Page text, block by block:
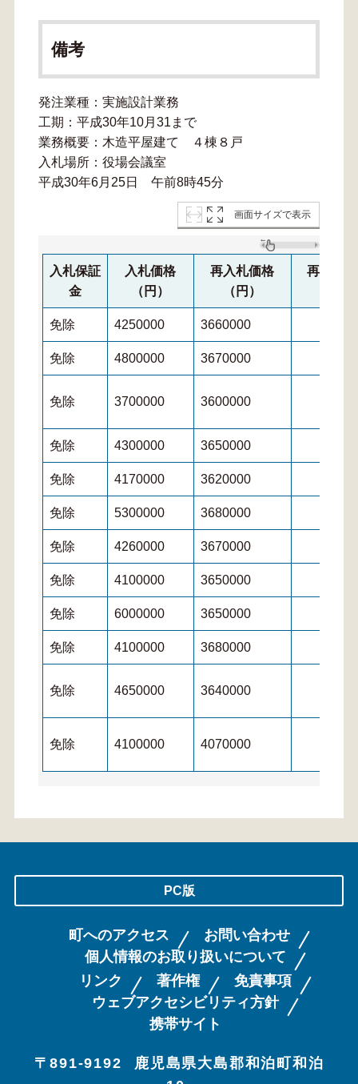
備考
発注業種：実施設計業務
工期：平成30年10月31まで
業務概要：木造平屋建て ４棟８戸
入札場所：役場会議室
平成30年6月25日 午前8時45分
画面サイズで表示
入札保証
金
入札価格
（円）
再入札価格
（円）
再々入
免除 4250000 3660000
免除 4800000 3670000
免除 3700000 3600000
免除 4300000 3650000
免除 4170000 3620000
免除 5300000 3680000
免除 4260000 3670000
免除 4100000 3650000
免除 6000000 3650000
免除 4100000 3680000
免除 4650000 3640000
免除 4100000 4070000
PC版
町へのアクセス
お問い合わせ
個人情報のお取り扱いについて
リンク
著作権
免責事項
ウェブアクセシビリティ方針
携帯サイト
〒891-9192
鹿児島県大島郡和泊町和泊